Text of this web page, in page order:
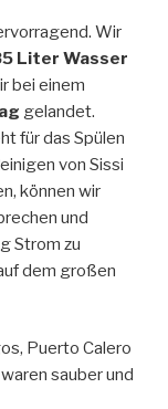
Wir
Liter Wasser
bei einem
gelandet.
für das Spülen
von Sissi
können wir
und
Strom zu
dem großen
Puerto Calero
sauber und